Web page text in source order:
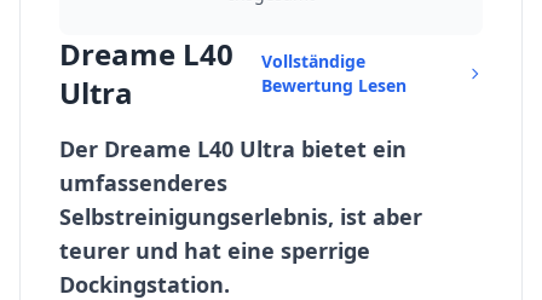
Dreame L40
Ultra
Vollständige
Bewertung Lesen
Der Dreame L40 Ultra bietet ein
umfassenderes
Selbstreinigungserlebnis, ist aber
teurer und hat eine sperrige
Dockingstation.